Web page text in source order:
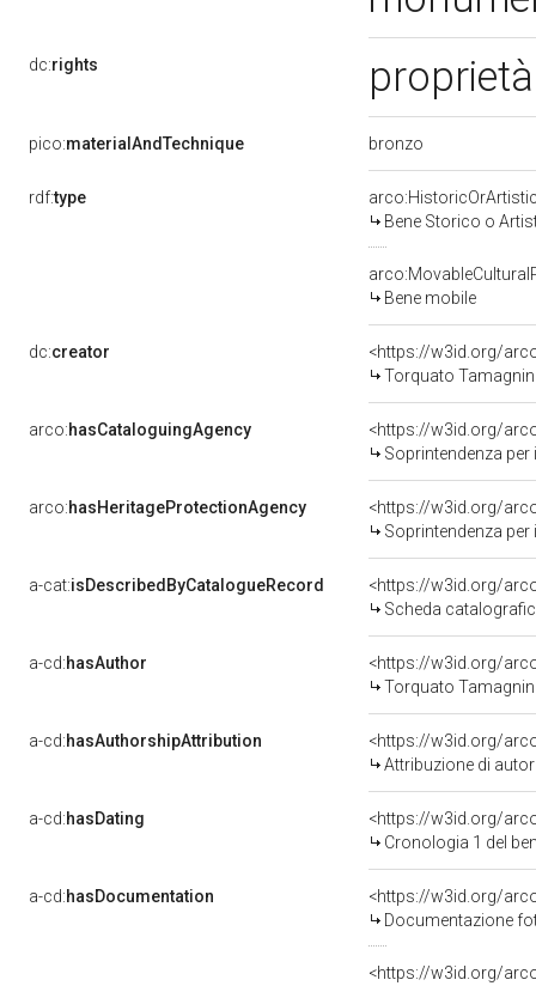
dc:rights
pico:materialAndTechnique bronzo
rdf:type
Bene Storico o
Bene mobile
dc:creator
<https://w3id.org/
Torquato
arco:hasCataloguingAgency
<https://w3id.org/
Soprintendenza
arco:hasHeritageProtectionAgency
<https://w3id.org/
Soprintendenza
a-cat:isDescribedByCatalogueRecord
<https://w3id.org/
Scheda
a-cd:hasAuthor
<https://w3id.org/
Torquato
a-cd:hasAuthorshipAttribution
<https://w3id.org/
Attribuzione di
a-cd:hasDating
<https://w3id.org/
Cronologia 1 del
a-cd:hasDocumentation
Documentazione